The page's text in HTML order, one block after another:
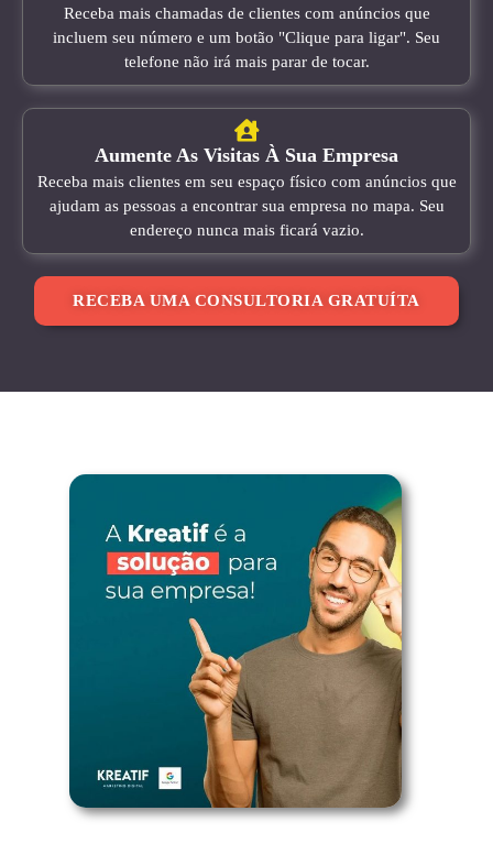
Receba mais chamadas de clientes com anúncios que
incluem seu número e um botão "Clique para ligar". Seu
telefone não irá mais parar de tocar.
Aumente As Visitas À Sua Empresa
Receba mais clientes em seu espaço físico com anúncios que
ajudam as pessoas a encontrar sua empresa no mapa. Seu
endereço nunca mais ficará vazio.
RECEBA UMA CONSULTORIA GRATUÍTA